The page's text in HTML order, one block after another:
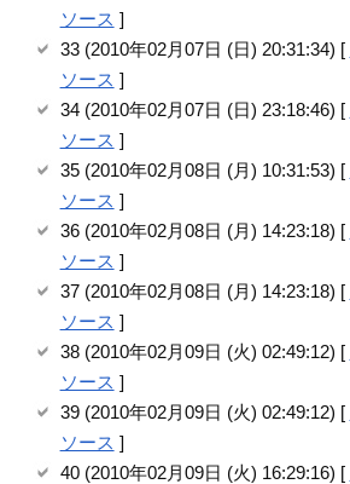
ソース ]
33 (2010年02月07日 (日) 20:31:34) [
ソース ]
34 (2010年02月07日 (日) 23:18:46) [
ソース ]
35 (2010年02月08日 (月) 10:31:53) [
ソース ]
36 (2010年02月08日 (月) 14:23:18) [
ソース ]
37 (2010年02月08日 (月) 14:23:18) [
ソース ]
38 (2010年02月09日 (火) 02:49:12) [
ソース ]
39 (2010年02月09日 (火) 02:49:12) [
ソース ]
40 (2010年02月09日 (火) 16:29:16) [